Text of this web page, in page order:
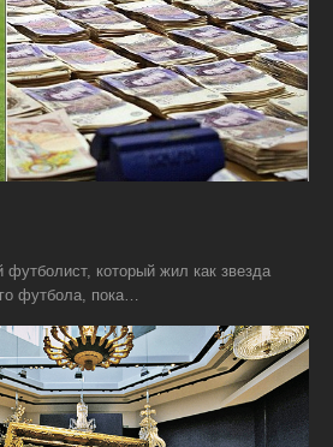
который жил как звезда
футбола, пока…